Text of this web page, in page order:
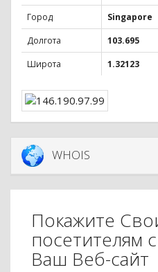
Город
Singapore
Долгота
103.695
Широта
1.32123
WHOIS
Покажите
посетителям
Ваш Веб-сайт